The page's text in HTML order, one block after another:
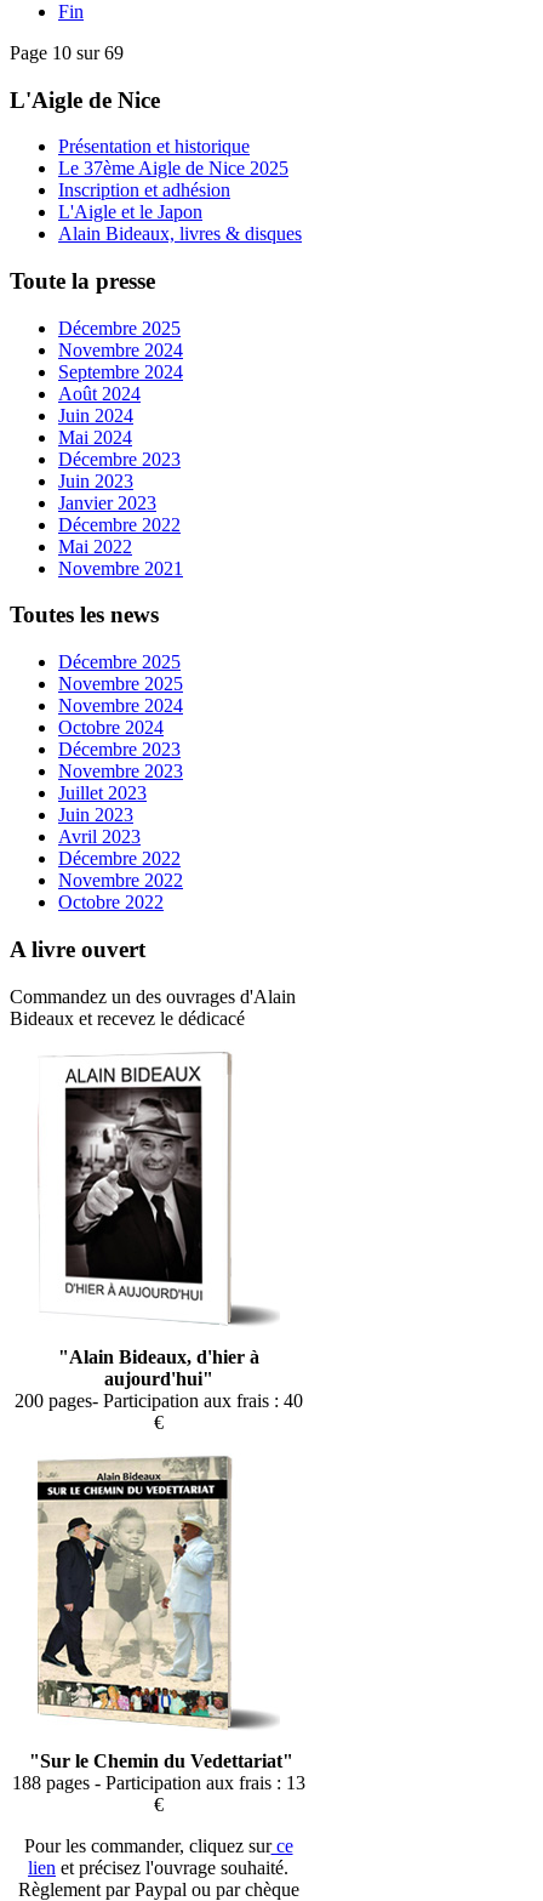
Fin
Page 10 sur 69
L'Aigle de Nice
Présentation et historique
Le 37ème Aigle de Nice 2025
Inscription et adhésion
L'Aigle et le Japon
Alain Bideaux, livres & disques
Toute la presse
Décembre 2025
Novembre 2024
Septembre 2024
Août 2024
Juin 2024
Mai 2024
Décembre 2023
Juin 2023
Janvier 2023
Décembre 2022
Mai 2022
Novembre 2021
Toutes les news
Décembre 2025
Novembre 2025
Novembre 2024
Octobre 2024
Décembre 2023
Novembre 2023
Juillet 2023
Juin 2023
Avril 2023
Décembre 2022
Novembre 2022
Octobre 2022
A livre ouvert
Commandez un des ouvrages d'Alain
Bideaux et recevez le dédicacé
"Alain Bideaux, d'hier à
aujourd'hui"
200 pages- Participation aux frais : 40
€
"Sur le Chemin du Vedettariat"
188 pages - Participation aux frais : 13
€
Pour les commander, cliquez surce
lien et précisez l'ouvrage souhaité.
Règlement par Paypal ou par chèque